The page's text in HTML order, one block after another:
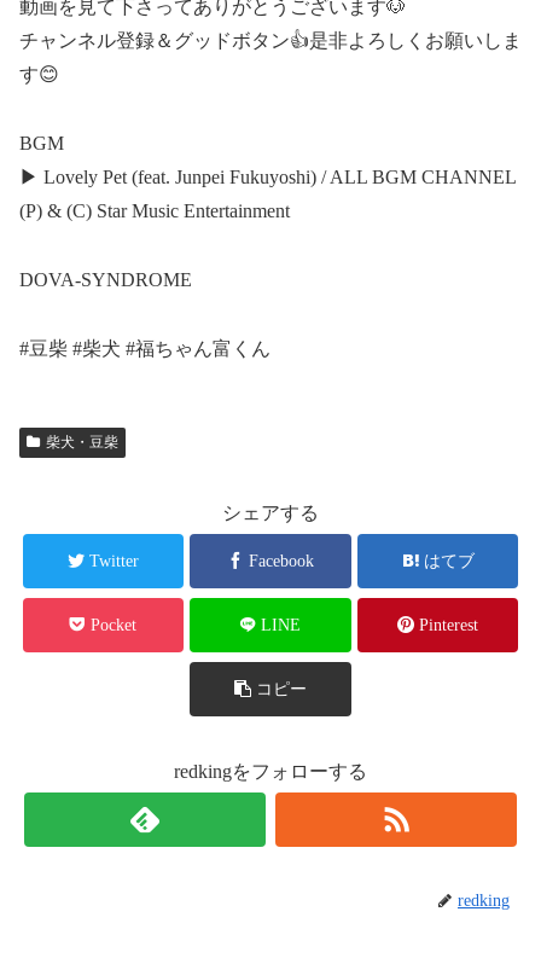
動画を見て下さってありがとうございます🐶
チャンネル登録＆グッドボタン👍是非よろしくお願いしま
す😊
BGM
▶︎ Lovely Pet (feat. Junpei Fukuyoshi) / ALL BGM CHANNEL
(P) & (C) Star Music Entertainment
DOVA-SYNDROME
#豆柴 #柴犬 #福ちゃん富くん
柴犬・豆柴
シェアする
Twitter Facebook はてブ
Pocket LINE Pinterest
コピー
redkingをフォローする
redking